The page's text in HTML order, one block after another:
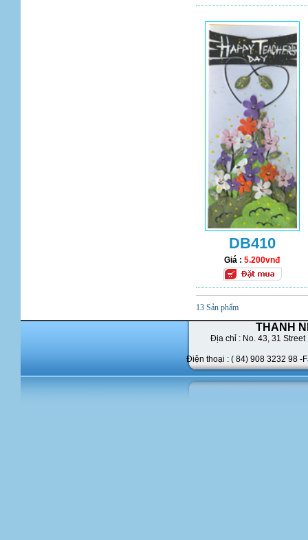
DB410
Giá :5.200vnđ
13 Sản phẩm
THANH
Địa chỉ : No. 43, 31 Street
Điện thoại : ( 84) 908 3232 98 -